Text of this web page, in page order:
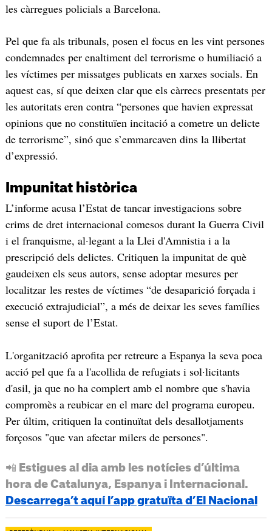
les càrregues policials a Barcelona.
Pel que fa als tribunals, posen el focus en les vint persones
condemnades per enaltiment del terrorisme o humiliació a
les víctimes per missatges publicats en xarxes socials. En
aquest cas, sí que deixen clar que els càrrecs presentats per
les autoritats eren contra “persones que havien expressat
opinions que no constituïen incitació a cometre un delicte
de terrorisme”, sinó que s’emmarcaven dins la llibertat
d’expressió.
Impunitat històrica
L’informe acusa l’Estat de tancar investigacions sobre
crims de dret internacional comesos durant la Guerra Civil
i el franquisme, al·legant a la Llei d'Amnistia i a la
prescripció dels delictes. Critiquen la impunitat de què
gaudeixen els seus autors, sense adoptar mesures per
localitzar les restes de víctimes “de desaparició forçada i
execució extrajudicial”, a més de deixar les seves famílies
sense el suport de l’Estat.
L'organització aprofita per retreure a Espanya la seva poca
acció pel que fa a l'acollida de refugiats i sol·licitants
d'asil, ja que no ha complert amb el nombre que s'havia
compromès a reubicar en el marc del programa europeu.
Per últim, critiquen la continuïtat dels desallotjaments
forçosos "que van afectar milers de persones".
📲 Estigues al dia amb les notícies d’última
hora de Catalunya, Espanya i Internacional.
Descarrega’t aquí l’app gratuïta d’El Nacional